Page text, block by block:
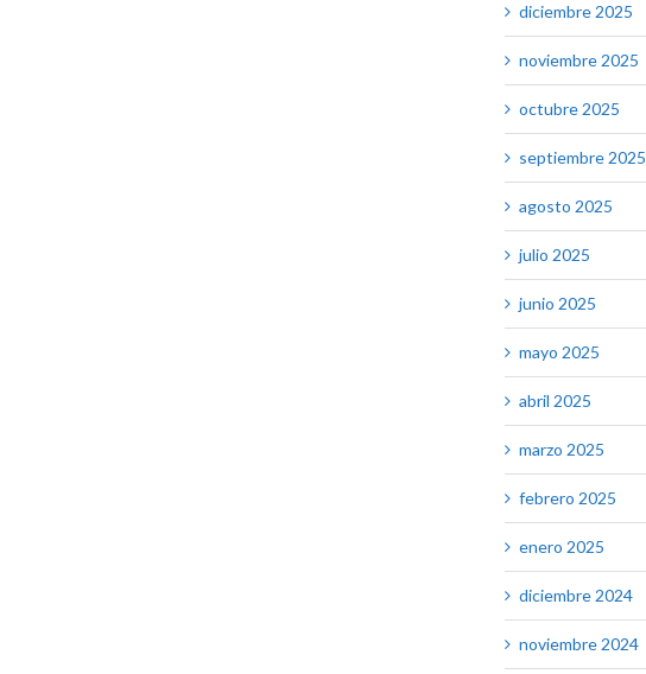
diciembre 2025
noviembre 2025
octubre 2025
septiembre 2025
agosto 2025
julio 2025
junio 2025
mayo 2025
abril 2025
marzo 2025
febrero 2025
enero 2025
diciembre 2024
noviembre 2024